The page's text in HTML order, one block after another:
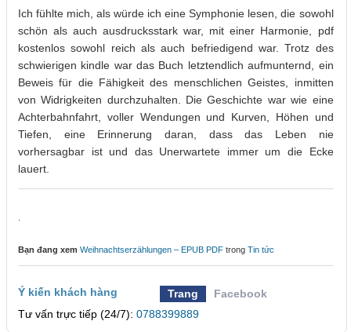
Ich fühlte mich, als würde ich eine Symphonie lesen, die sowohl
schön als auch ausdrucksstark war, mit einer Harmonie, pdf
kostenlos sowohl reich als auch befriedigend war. Trotz des
schwierigen kindle war das Buch letztendlich aufmunternd, ein
Beweis für die Fähigkeit des menschlichen Geistes, inmitten
von Widrigkeiten durchzuhalten. Die Geschichte war wie eine
Achterbahnfahrt, voller Wendungen und Kurven, Höhen und
Tiefen, eine Erinnerung daran, dass das Leben nie
vorhersagbar ist und das Unerwartete immer um die Ecke
lauert.
Bạn đang xem Weihnachtserzählungen – EPUB PDF trong Tin tức
Ý kiến khách hàng Trang
Facebook
Tư vấn trực tiếp (24/7): 0788399889